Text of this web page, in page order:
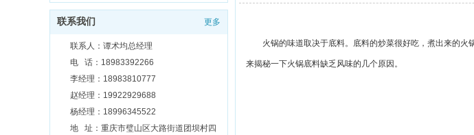
联系我们 更多
联系人：谭术均总经理
电 话：18983392266
李经理：18983810777
赵经理：19922929688
杨经理：18996345522
地 址：重庆市璧山区大路街道团坝村四
火锅的味道取决于底料。底料的炒菜很好吃，煮出来的
来揭秘一下火锅底料缺乏风味的几个原因。